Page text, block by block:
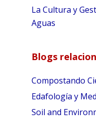
La Cultura y
Aguas
Blogs
Compostando
Edafología y
Soil and